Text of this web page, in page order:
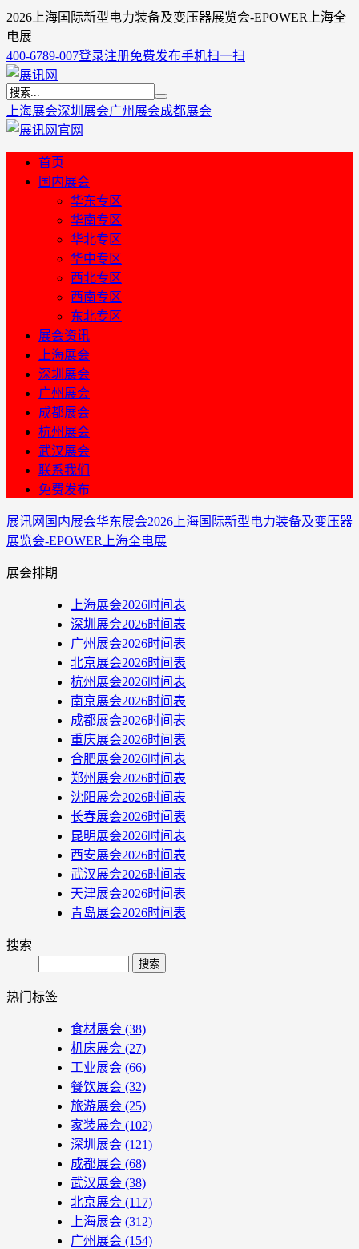
2026上海国际新型电力装备及变压器展览会-EPOWER上海全
电展
400-6789-007登录注册免费发布手机扫一扫
上海展会深圳展会广州展会成都展会
首页
国内展会
华东专区
华南专区
华北专区
华中专区
西北专区
西南专区
东北专区
展会资讯
上海展会
深圳展会
广州展会
成都展会
杭州展会
武汉展会
联系我们
免费发布
展讯网 国内展会华东展会2026上海国际新型电力装备及变压器
展览会-EPOWER上海全电展
展会排期
上海展会2026时间表
深圳展会2026时间表
广州展会2026时间表
北京展会2026时间表
杭州展会2026时间表
南京展会2026时间表
成都展会2026时间表
重庆展会2026时间表
合肥展会2026时间表
郑州展会2026时间表
沈阳展会2026时间表
长春展会2026时间表
昆明展会2026时间表
西安展会2026时间表
武汉展会2026时间表
天津展会2026时间表
青岛展会2026时间表
搜索
Search
热门标签
食材展会 (38)
机床展会 (27)
工业展会 (66)
餐饮展会 (32)
旅游展会 (25)
家装展会 (102)
深圳展会 (121)
成都展会 (68)
武汉展会 (38)
北京展会 (117)
上海展会 (312)
广州展会 (154)